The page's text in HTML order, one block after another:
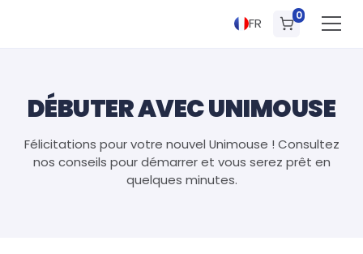
FR 0
DÉBUTER AVEC UNIMOUSE
Félicitations pour votre nouvel Unimouse ! Consultez
nos conseils pour démarrer et vous serez prêt en
quelques minutes.